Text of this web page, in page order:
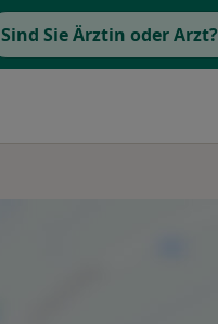
Sind Sie Ärztin oder Arzt?